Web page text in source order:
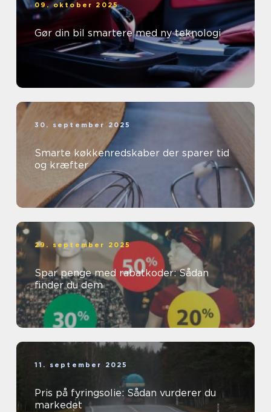
09. oktober 2025
Gør din bil smartere med ny teknologi
30. september 2025
Smarte køkkenredskaber der sparer tid
og kræfter
29. september 2025
Spar penge med rabatkoder: Sådan
finder du dem
11. september 2025
Pris på fyringsolie: Sådan vurderer du
markedet